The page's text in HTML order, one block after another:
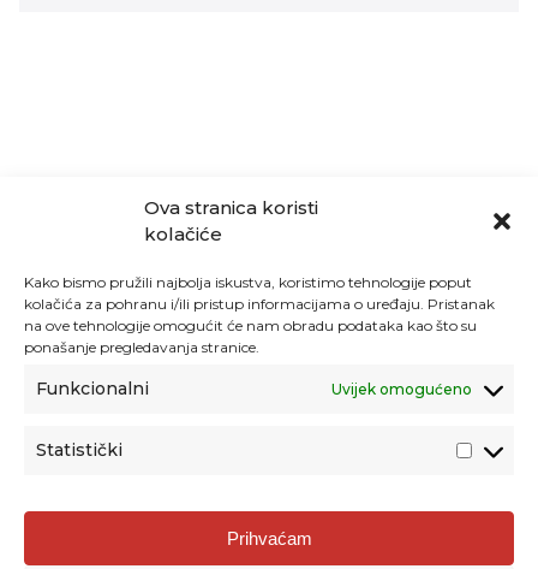
Ova stranica koristi
kolačiće
Kako bismo pružili najbolja iskustva, koristimo tehnologije poput
kolačića za pohranu i/ili pristup informacijama o uređaju. Pristanak
na ove tehnologije omogućit će nam obradu podataka kao što su
ponašanje pregledavanja stranice.
Funkcionalni Uvijek omogućeno
Statistički
Prihvaćam
Agencija za odgoj i obrazovanje
Donje Svetice 38, 10000 Zagreb